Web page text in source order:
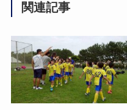
関連記事